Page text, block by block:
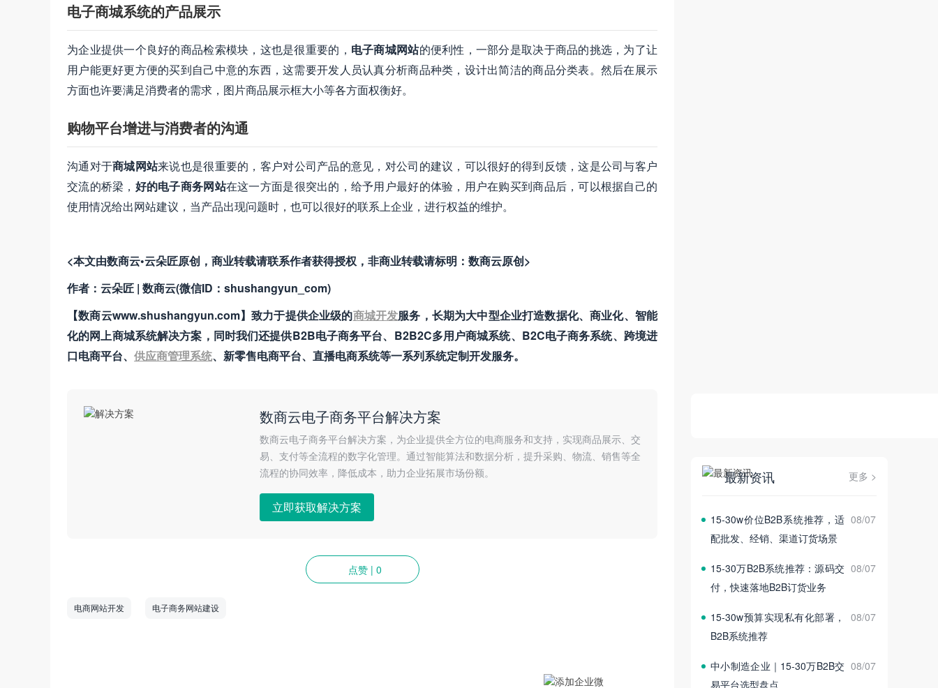
电子商城系统的产品展示
为企业提供一个良好的商品检索模块，这也是很重要的， 电子商城网站的便利性，一部分是取决于商品的挑选，为了让
用户能更好更方便的买到自己中意的东西，这需要开发人员认真分析商品种类，设计出简洁的商品分类表。然后在展示
方面也许要满足消费者的需求，图片商品展示框大小等各方面权衡好。
购物平台增进与消费者的沟通
沟通对于商城网站来说也是很重要的，客户对公司产品的意见，对公司的建议，可以很好的得到反馈，这是公司与客户
交流的桥梁， 好的电子商务网站在这一方面是很突出的，给予用户最好的体验，用户在购买到商品后，可以根据自己的
使用情况给出网站建议，当产品出现问题时，也可以很好的联系上企业，进行权益的维护。
<本文由数商云•云朵匠原创，商业转载请联系作者获得授权，非商业转载请标明：数商云原创>
作者：云朵匠 | 数商云(微信ID：shushangyun_com)
【数商云www.shushangyun.com】致力于提供企业级的商城开发服务，长期为大中型企业打造数据化、商业化、智能
化的网上商城系统解决方案，同时我们还提供B2B电子商务平台、B2B2C多用户商城系统、B2C电子商务系统、跨境进
口电商平台、 供应商管理系统、新零售电商平台、直播电商系统等一系列系统定制开发服务。
数商云电子商务平台解决方案
数商云电子商务平台解决方案，为企业提供全方位的电商服务和支持，实现商品展示、交
易、支付等全流程的数字化管理。通过智能算法和数据分析，提升采购、物流、销售等全
流程的协同效率，降低成本，助力企业拓展市场份额。
立即获取解决方案
点赞 | 0
电商网站开发 电子商务网站建设
最新资讯 更多 >
15‑30w价位B2B系统推荐，适
配批发、经销、渠道订货场景
08/07
15‑30万B2B系统推荐：源码交
付，快速落地B2B订货业务
08/07
15‑30w预算实现私有化部署，
B2B系统推荐
08/07
中小制造企业｜15‑30万B2B交
易平台选型盘点
08/07